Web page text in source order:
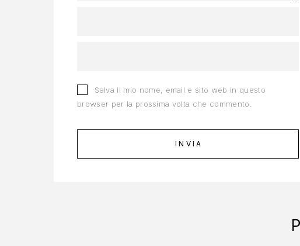
Salva il mio nome, email e sito web in questo
browser per la prossima volta che commento.